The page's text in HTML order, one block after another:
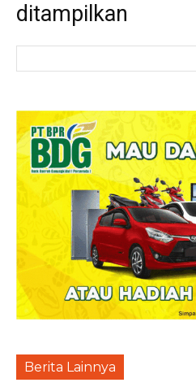
ditampilkan
Berita Lainnya